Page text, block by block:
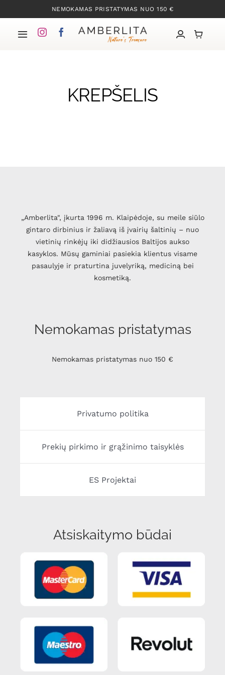
to
content
NEMOKAMAS PRISTATYMAS NUO 150 €
Toggle
Mūsų kolekcijos
KREPŠELIS
„Amberlita", įkurta 1996 m. Klaipėdoje, su meile siūlo
gintaro dirbinius ir žaliavą iš įvairių šaltinių – nuo
vietinių rinkėjų iki didžiausios Baltijos aukso
kasyklos. Mūsų gaminiai pasiekia klientus visame
pasaulyje ir praturtina juvelyriką, mediciną bei
kosmetiką.
Nemokamas pristatymas
Nemokamas pristatymas nuo 150 €
Privatumo politika
Prekių pirkimo ir grąžinimo taisyklės
ES Projektai
Atsiskaitymo būdai